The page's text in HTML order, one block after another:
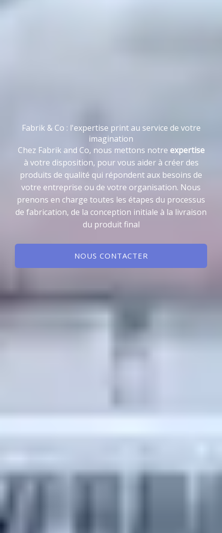
Fabrik & Co : l'expertise print au service de votre
imagination
Chez Fabrik and Co, nous mettons notre expertise
à votre disposition, pour vous aider à créer des
produits de qualité qui répondent aux besoins de
votre entreprise ou de votre organisation. Nous
prenons en charge toutes les étapes du processus
de fabrication, de la conception initiale à la livraison
du produit final
NOUS CONTACTER